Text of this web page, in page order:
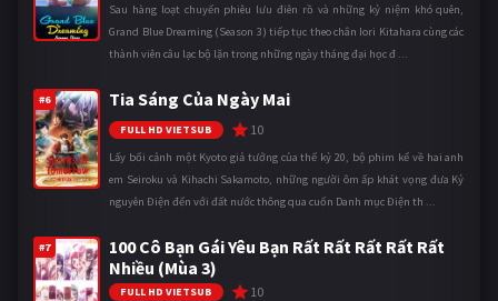
Sau hàng loạt chuyến phiêu lưu điên rồ và những kỷ niệm khó quên,
Grand Blue Dreaming (Season 3) tiếp tục theo chân Iori Kitahara cùng các
thành viên câu lạc bộ lặn trong những ngày tháng đại học đ ...
#6 Tia Sáng Của Ngày Mai
FULL HD VIETSUB 10
Lấy bối cảnh một Kyoto giả tưởng của thế kỷ 20, bộ phim kể về hai anh
em Seiroku và Kihachi Sakamoto, những người ôm ấp khát vọng đưa Kỷ
nguyên Điện đến với đất nước thông qua cuốn Danh mục Điện th ...
#7
100 Cô Bạn Gái Yêu Bạn Rất Rất Rất Rất Rất
Nhiều (Mùa 3)
FULL HD VIETSUB 10